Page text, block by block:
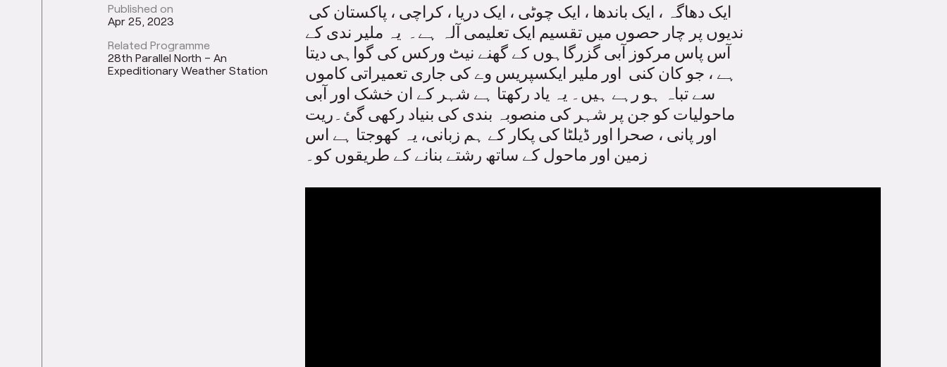
Published on
Apr 25, 2023
Related Programme
28th Parallel North – An
Expeditionary Weather Station
ندیوں پر چار حصوں میں تقسیم ایک تعلیمی آلہ ہے۔ یہ ملیر ندی کے
آس پاس مرکوز آبی گزرگاہوں کے گھنے نیٹ ورکس کی گواہی دیتا
ہے ، جو کان کنی اور ملیر ایکسپریس وے کی جاری تعمیراتی کاموں
سے تباہ ہو رہے ہیں۔ یہ یاد رکھتا ہے شہر کے ان خشک اور آبی
ماحولیات کو جن پر شہر کی منصوبہ بندی کی بنیاد رکھی گئ۔ریت
اور پانی ، صحرا اور ڈیلٹا کی پکار کے ہم زبانی، یہ کھوجتا ہے اس
زمین اور ماحول کے ساتھ رشتے بنانے کے طریقوں کو۔